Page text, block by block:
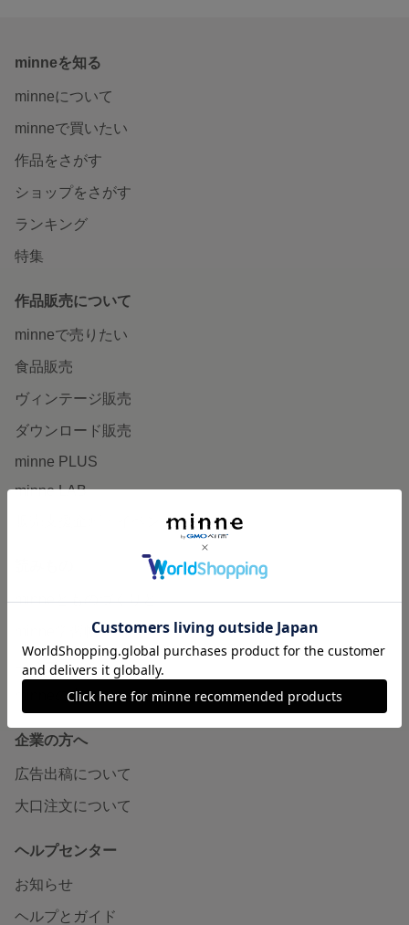
minneを知る
minneについて
minneで買いたい
作品をさがす
ショップをさがす
ランキング
特集
作品販売について
minneで売りたい
食品販売
ヴィンテージ販売
ダウンロード販売
minne PLUS
minne LAB
販売支援企画・イベント
minneとものづくりと
minne学習帖
ニュース
minneの本
企業の方へ
広告出稿について
大口注文について
ヘルプセンター
お知らせ
ヘルプとガイド